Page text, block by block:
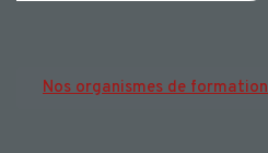
Nos organismes de formation